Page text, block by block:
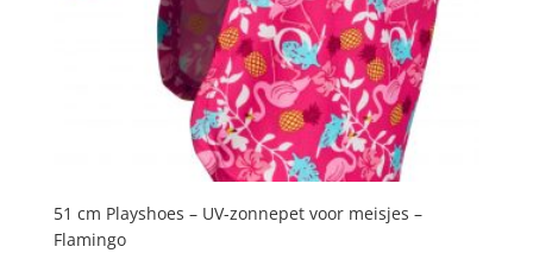
51 cm Playshoes – UV-zonnepet voor meisjes –
Flamingo